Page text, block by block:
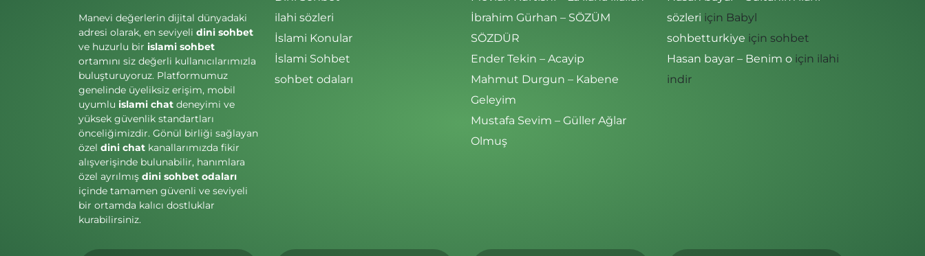
Manevi değerlerin dijital dünyadaki
adresi olarak, en seviyeli dini sohbet
ve huzurlu bir islami sohbet
ortamını siz değerli kullanıcılarımızla
buluşturuyoruz. Platformumuz
genelinde üyeliksiz erişim, mobil
uyumlu islami chat deneyimi ve
yüksek güvenlik standartları
önceliğimizdir. Gönül birliği sağlayan
özel dini chat kanallarımızda fikir
alışverişinde bulunabilir, hanımlara
özel ayrılmış dini sohbet odaları
içinde tamamen güvenli ve seviyeli
bir ortamda kalıcı dostluklar
kurabilirsiniz.
ilahi sözleri
İslami Konular
İslami Sohbet
sohbet odaları
İbrahim Gürhan – SÖZÜM
SÖZDÜR
Ender Tekin – Acayip
Mahmut Durgun – Kabene
Geleyim
Mustafa Sevim – Güller Ağlar
Olmuş
sözleri için Babyl
sohbetturkiye için sohbet
Hasan bayar – Benim o için ilahi
indir